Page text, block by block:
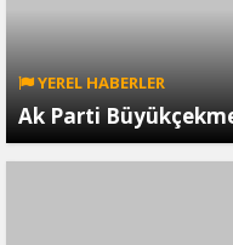
YEREL HABERLER
Ak Parti